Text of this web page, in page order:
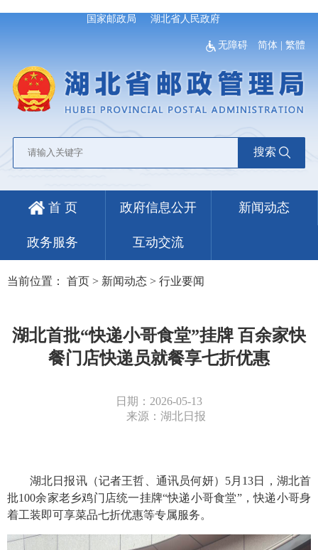
国家邮政局 湖北省人民政府
无障碍 简体 |繁體
搜索
首 页 政府信息公开 新闻动态
政务服务 互动交流
当前位置： 首页 > 新闻动态 > 行业要闻
湖北首批“快递小哥食堂”挂牌 百余家快
餐门店快递员就餐享七折优惠
日期：2026-05-13
来源：湖北日报
湖北日报讯（记者王哲、通讯员何妍）5月13日，湖北首
批100余家老乡鸡门店统一挂牌“快递小哥食堂”，快递小哥身
着工装即可享菜品七折优惠等专属服务。